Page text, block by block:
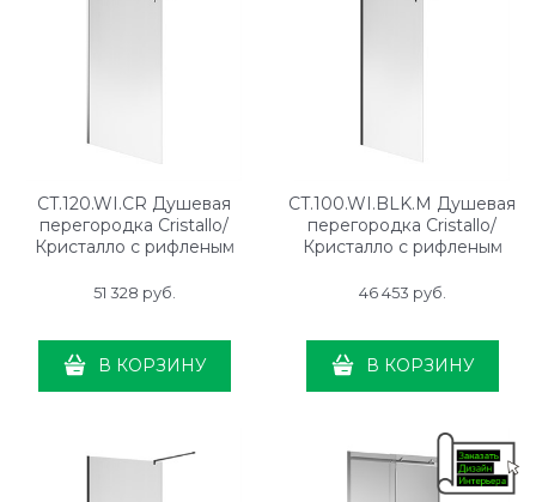
CT.120.WI.CR Душевая
перегородка Cristallo/
Кристалло с рифленым
51 328 руб.
В КОРЗИНУ
CT.100.WI.BLK.M Душевая
перегородка Cristallo/
Кристалло с рифленым
черный
46 453 руб.
В КОРЗИНУ